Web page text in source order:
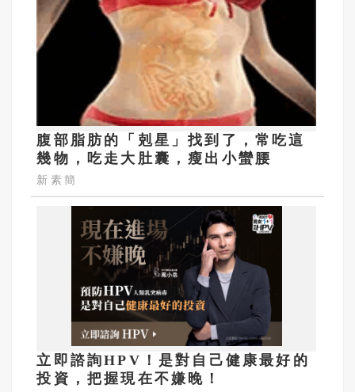
腹部脂肪的「剋星」找到了，常吃這
幾物，吃走大肚囊，瘦出小蠻腰
新素簡
立即諮詢HPV！是對自己健康最好的
投資，把握現在不嫌晚！